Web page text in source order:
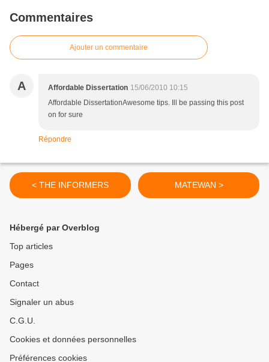
Commentaires
Ajouter un commentaire
A Affordable Dissertation 15/06/2010 10:15
Affordable DissertationAwesome tips. Ill be passing this post
on for sure
Répondre
< THE INFORMERS MATEWAN >
Hébergé par Overblog
Top articles
Pages
Contact
Signaler un abus
C.G.U.
Cookies et données personnelles
Préférences cookies